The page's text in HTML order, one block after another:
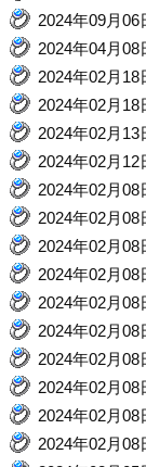
2024年09月06
2024年04月
2024年02月18
2024年02月18
2024年02月13
2024年02月12
2024年02月08
2024年02月08
2024年02月08
2024年02月08
2024年02月08
2024年02月08
2024年02月08
2024年02月08
2024年02月08
2024年02月08